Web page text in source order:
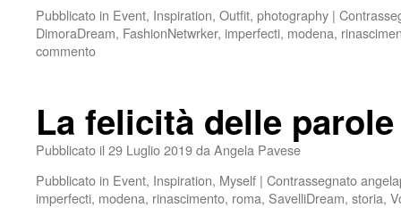
Pubblicato in Event, Inspiration, Outfit, photography |
DimoraDream, FashionNetwrker, imperfecti, modena,
commento
La felicità delle parole
Pubblicato il 29 Luglio 2019da Angela Pavese
Pubblicato in Event, Inspiration, Myself | Contrassegnato
imperfecti, modena, rinascimento, roma, SavelliDream, storia,